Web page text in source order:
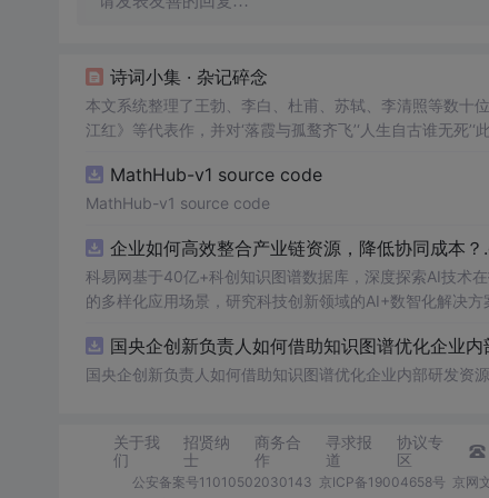
诗词小集 · 杂记碎念
本文系统整理了王勃、李白、杜甫、苏轼、李清照等数十
江红》等代表作，并对‘落霞与孤鹜齐飞’‘人生自古谁无死
MathHub-v1 source code
MathHub-v1 source code
企业如何高效整合产业链资源，降低协同成本
科易网基于40亿+科创知识图谱数据库，深度探索AI技术
的多样化应用场景，研究科技创新领域的AI+数智化解决方
国央企创新负责人如何借助知识图谱优化企业
国央企创新负责人如何借助知识图谱优化企业内部研发资
关于我
们
招贤纳
士
商务合
作
寻求报
道
协议专
区
公安备案号11010502030143 京ICP备19004658号 京网